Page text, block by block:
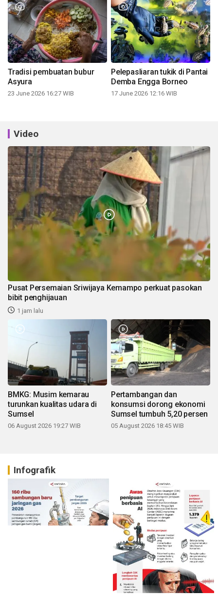
Tradisi pembuatan bubur
Asyura
23 June 2026 16:27 WIB
Pelepasliaran tukik di Pantai
Demba Engga Borneo
17 June 2026 12:16 WIB
Video
Pusat Persemaian Sriwijaya Kemampo perkuat pasokan
bibit penghijauan
1 jam lalu
BMKG: Musim kemarau
turunkan kualitas udara di
Sumsel
06 August 2026 19:27 WIB
Pertambangan dan
konsumsi dorong ekonomi
Sumsel tumbuh 5,20 persen
05 August 2026 18:45 WIB
Infografik